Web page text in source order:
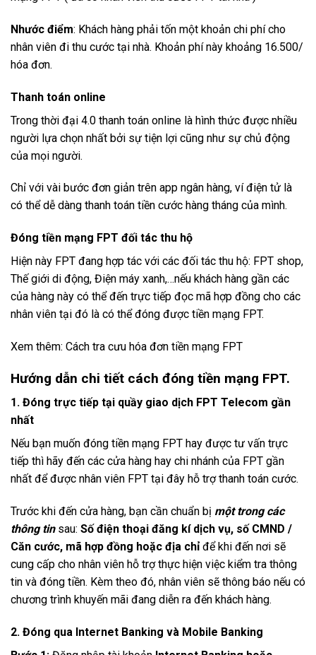
Nhước điểm: Khách hàng phải tốn một khoản chi phí cho
nhân viên đi thu cước tại nhà. Khoản phí này khoảng 16.500/
hóa đơn.
Thanh toán online
Trong thời đại 4.0 thanh toán online là hình thức được nhiều
người lựa chọn nhất bởi sự tiện lợi cũng như sự chủ động
của mọi người.
Chỉ với vài bước đơn giản trên app ngân hàng, ví điện tử là
có thể dễ dàng thanh toán tiền cước hàng tháng của mình.
Đóng tiền mạng FPT đối tác thu hộ
Hiện này FPT đang hợp tác với các đối tác thu hộ: FPT shop,
Thế giới di động, Điện máy xanh,…nếu khách hàng gần các
của hàng này có thể đến trực tiếp đọc mã hợp đồng cho các
nhân viên tại đó là có thể đóng được tiền mạng FPT.
Xem thêm: Cách tra cưu hóa đơn tiền mạng FPT
Hướng dẫn chi tiết cách đóng tiền mạng FPT.
1. Đóng trực tiếp tại quầy giao dịch FPT Telecom gần
nhất
Nếu bạn muốn đóng tiền mạng FPT hay được tư vấn trực
tiếp thì hãy đến các cửa hàng hay chi nhánh của FPT gần
nhất để được nhân viên FPT tại đây hỗ trợ thanh toán cước.
Trước khi đến cửa hàng, bạn cần chuẩn bị một trong các
thông tin sau: Số điện thoại đăng kí dịch vụ, số CMND /
Căn cước, mã hợp đồng hoặc địa chỉđể khi đến nơi sẽ
cung cấp cho nhân viên hỗ trợ thực hiện việc kiểm tra thông
tin và đóng tiền. Kèm theo đó, nhân viên sẽ thông báo nếu có
chương trình khuyến mãi đang diễn ra đến khách hàng.
2. Đóng qua Internet Banking và Mobile Banking